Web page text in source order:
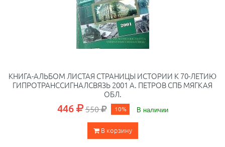
КНИГА-АЛЬБОМ ЛИСТАЯ СТРАНИЦЫ ИСТОРИИ К 70-ЛЕТИЮ
ГИПРОТРАНССИГНАЛСВЯЗЬ 2001 А. ПЕТРОВ СПБ МЯГКАЯ
ОБЛ.
446 550 10% В наличии
В корзину